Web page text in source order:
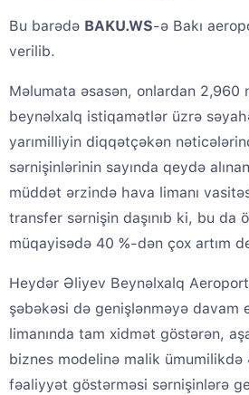
Bu barədə BAKU.WS-ə Bakı
verilib.
Məlumata əsasən, onlardan 2,960
beynəlxalq istiqamətlər üzrə
yarımilliyin diqqətçəkən
sərnişinlərinin sayında qeydə
müddət ərzində hava limanı
transfer sərnişin daşınıb ki, bu da
müqayisədə 40 %-dən çox artım
Heydər Əliyev Beynəlxalq
şəbəkəsi də genişlənməyə davam
limanında tam xidmət göstərən,
biznes modelinə malik
fəaliyyət göstərməsi sərnişinlərə